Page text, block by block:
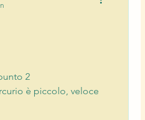
2
è piccolo, veloce